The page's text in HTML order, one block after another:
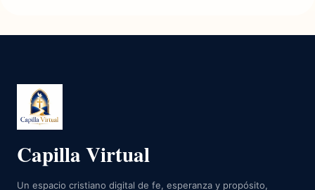
Capilla Virtual
Un espacio cristiano digital de fe, esperanza y propósito,